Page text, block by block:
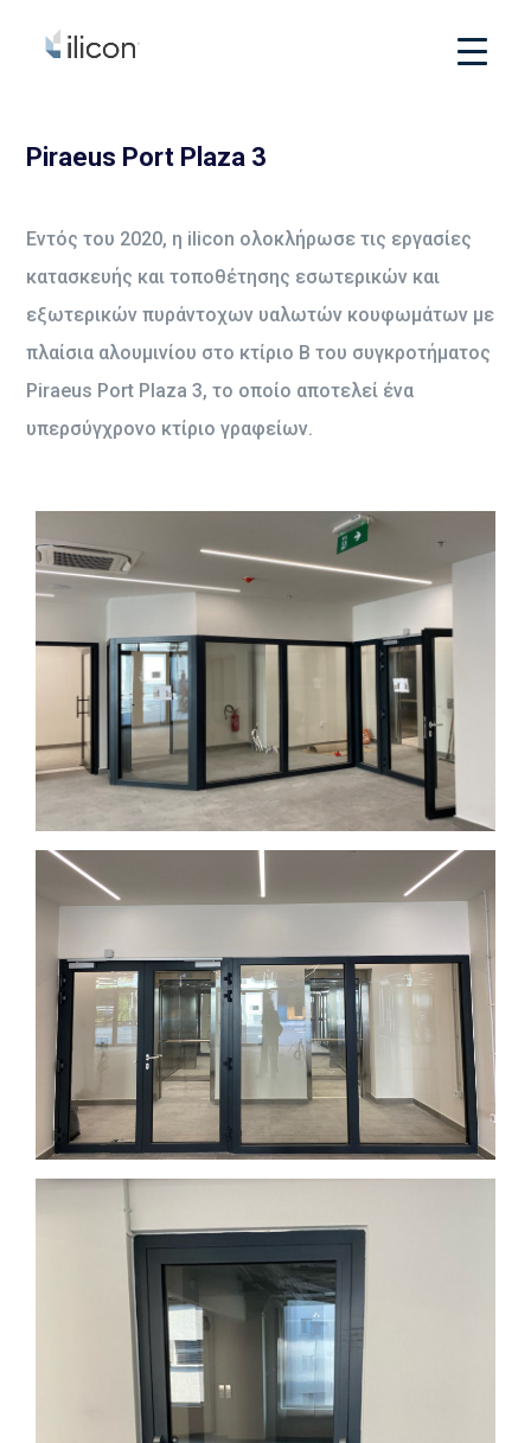
Piraeus Port Plaza 3
Εντός του 2020, η ilicon ολοκλήρωσε τις εργασίες
κατασκευής και τοποθέτησης εσωτερικών και
εξωτερικών πυράντοχων υαλωτών κουφωμάτων με
πλαίσια αλουμινίου στο κτίριο Β του συγκροτήματος
Piraeus Port Plaza 3, το οποίο αποτελεί ένα
υπερσύγχρονο κτίριο γραφείων.